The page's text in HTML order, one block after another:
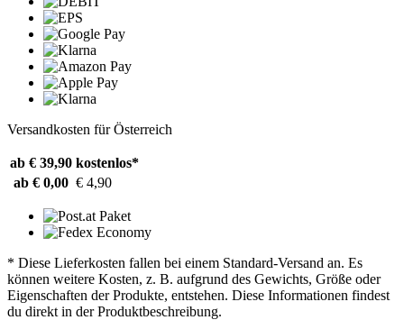
Versandkosten für Österreich
ab € 39,90 kostenlos*
ab € 0,00 € 4,90
* Diese Lieferkosten fallen bei einem Standard-Versand an. Es
können weitere Kosten, z. B. aufgrund des Gewichts, Größe oder
Eigenschaften der Produkte, entstehen. Diese Informationen findest
du direkt in der Produktbeschreibung.